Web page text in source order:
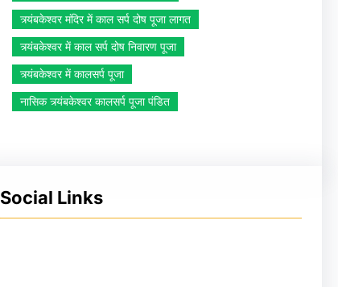
त्र्यंबकेश्वर मंदिर में काल सर्प दोष पूजा लागत
त्र्यंबकेश्वर में काल सर्प दोष निवारण पूजा
त्र्यंबकेश्वर में कालसर्प पूजा
नासिक त्र्यंबकेश्वर कालसर्प पूजा पंडित
Social Links